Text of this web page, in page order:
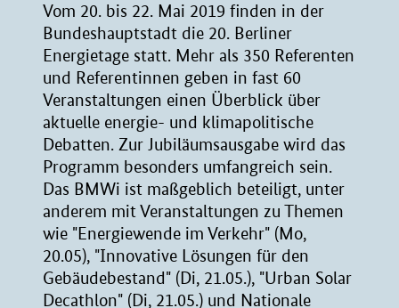
Vom 20. bis 22. Mai 2019 finden in der
Bundeshauptstadt die 20. Berliner
Energietage statt. Mehr als 350 Referenten
und Referentinnen geben in fast 60
Veranstaltungen einen Überblick über
aktuelle energie- und klimapolitische
Debatten. Zur Jubiläumsausgabe wird das
Programm besonders umfangreich sein.
Das BMWi ist maßgeblich beteiligt, unter
anderem mit Veranstaltungen zu Themen
wie "Energiewende im Verkehr" (Mo,
20.05), "Innovative Lösungen für den
Gebäudebestand" (Di, 21.05.), "Urban Solar
Decathlon" (Di, 21.05.) und Nationale